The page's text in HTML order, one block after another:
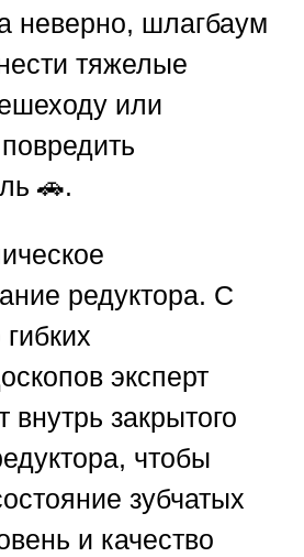
неверно, шлагбаум
тяжелые
или
🚗.
редуктора. С
эксперт
внутрь закрытого
чтобы
зубчатых
и качество